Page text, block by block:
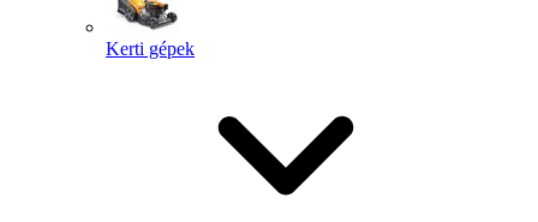
Kerti gépek